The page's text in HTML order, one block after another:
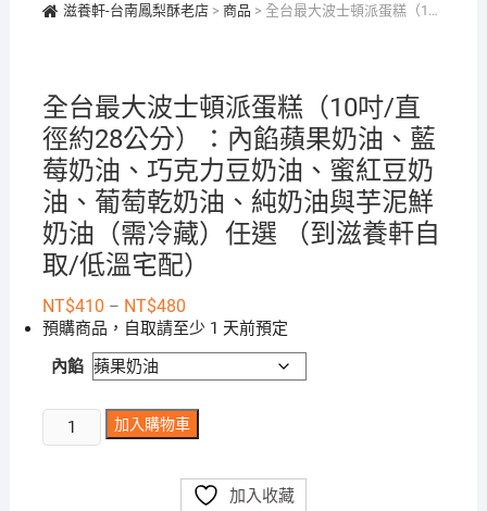
滋養軒-台南鳳梨酥老店> 商品 > 全台最大波士頓派蛋糕（10吋/直徑約28公分）：內餡蘋果奶油、藍莓奶油、巧克力豆奶油、蜜紅豆奶油、葡萄乾奶油、純奶油與芋泥鮮奶油（需冷藏）任選 （到滋養軒自取/低溫宅配）
全台最大波士頓派蛋糕（10吋/直
徑約28公分）：內餡蘋果奶油、藍
莓奶油、巧克力豆奶油、蜜紅豆奶
油、葡萄乾奶油、純奶油與芋泥鮮
奶油（需冷藏）任選 （到滋養軒自
取/低溫宅配）
NT$410 – NT$480價
格
範
圍：
到
預購商品，自取請至少 1 天前預定
內餡
台
加入購物車
加入收藏